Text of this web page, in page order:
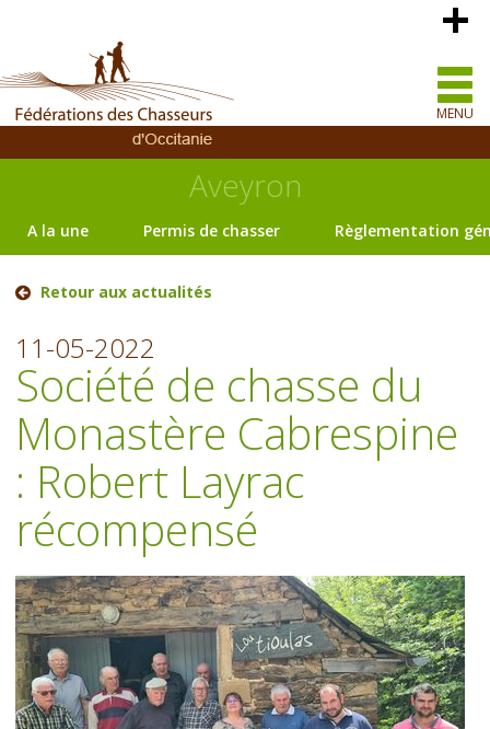
MENU
Aveyron
A la une Permis de chasser Règlementation
Retour aux actualités
11-05-2022
Société de chasse du
Monastère Cabrespine
: Robert Layrac
récompensé